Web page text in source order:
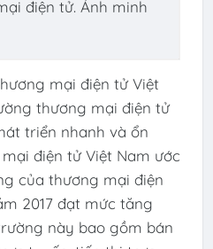
điện tử. Ảnh minh
mại điện tử Việt
thương mại điện tử
triển nhanh và ổn
điện tử Việt Nam ước
của thương mại điện
2017 đạt mức tăng
này bao gồm bán